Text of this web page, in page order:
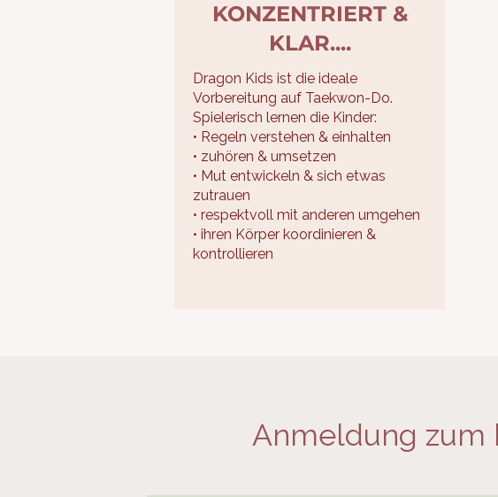
KONZENTRIERT &
KLAR....
Dragon Kids ist die ideale
Vorbereitung auf Taekwon-Do.
Spielerisch lernen die Kinder:
• Regeln verstehen & einhalten
• zuhören & umsetzen
• Mut entwickeln & sich etwas
zutrauen
• respektvoll mit anderen umgehen
• ihren Körper koordinieren &
kontrollieren
Anmeldung zum